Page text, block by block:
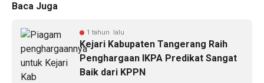
Baca Juga
1 tahun lalu
Kejari Kabupaten Tangerang Raih
Penghargaan IKPA Predikat Sangat
Baik dari KPPN